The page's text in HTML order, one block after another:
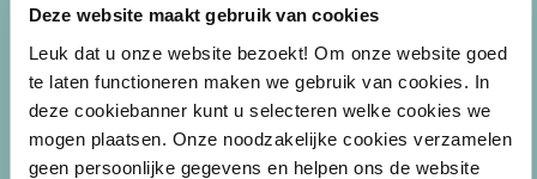
Deze website maakt gebruik van cookies
Leuk dat u onze website bezoekt! Om onze website goed
te laten functioneren maken we gebruik van cookies. In
deze cookiebanner kunt u selecteren welke cookies we
mogen plaatsen. Onze noodzakelijke cookies verzamelen
geen persoonlijke gegevens en helpen ons de website